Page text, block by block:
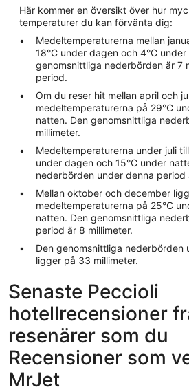
Här kommer en översikt över hur
temperaturer du kan förvänta dig:
Medeltemperaturerna mellan
18°C under dagen och 4°C
genomsnittliga nederbörden är 7
period.
Om du reser hit mellan april och
medeltemperaturerna på 29°C
natten. Den genomsnittliga
millimeter.
Medeltemperaturerna under juli
under dagen och 15°C under
nederbörden under denna period
Mellan oktober och december
medeltemperaturerna på 25°C
natten. Den genomsnittliga
period är 8 millimeter.
Den genomsnittliga nederbörden
ligger på 33 millimeter.
Senaste Peccioli
hotellrecensioner
resenärer som du
Recensioner som
MrJet